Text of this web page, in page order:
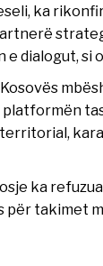
ka
dialogut, si
ka
për takimet